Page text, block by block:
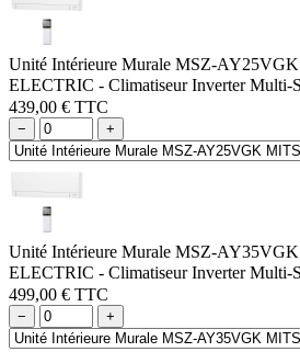
Unité Intérieure Murale MSZ-
ELECTRIC - Climatiseur Inverter Multi-
439,00 € TTC
− +
Unité Intérieure Murale MSZ-
ELECTRIC - Climatiseur Inverter Multi-
499,00 € TTC
− +